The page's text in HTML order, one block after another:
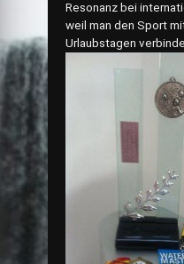
Resonanz bei
weil man den Sport
Urlaubstagen